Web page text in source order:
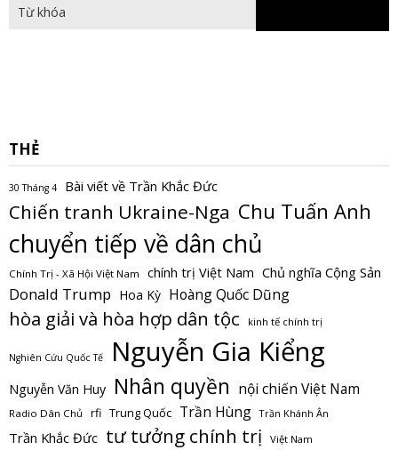
THẺ
30 Tháng 4 Bài viết về Trần Khắc Đức
Chiến tranh Ukraine-Nga Chu Tuấn Anh
chuyển tiếp về dân chủ
Chính Trị - Xã Hội Việt Nam chính trị Việt Nam Chủ nghĩa Cộng Sản
Donald Trump Hoa Kỳ Hoàng Quốc Dũng
hòa giải và hòa hợp dân tộc kinh tế chính trị
Nghiên Cứu Quốc Tế Nguyễn Gia Kiểng
Nguyễn Văn Huy Nhân quyền nội chiến Việt Nam
Radio Dân Chủ rfi Trung Quốc Trần Hùng Trần Khánh Ân
Trần Khắc Đức tư tưởng chính trị Việt Nam